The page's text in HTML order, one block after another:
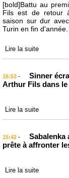
[bold]Battu au
Fils est de retour
saison sur dur
Turin en fin
Lire la suite
16:53 -
Sinner
Arthur Fils dans le
Lire la suite
15:42 -
Sabalenka
prête à affronter
Lire la suite